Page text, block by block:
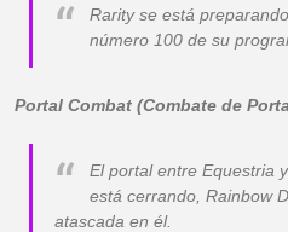
Rarity se está
número 100 de su
Portal Combat (Combate de
El portal entre Equestria
está cerrando, Rainbow
atascada en él.